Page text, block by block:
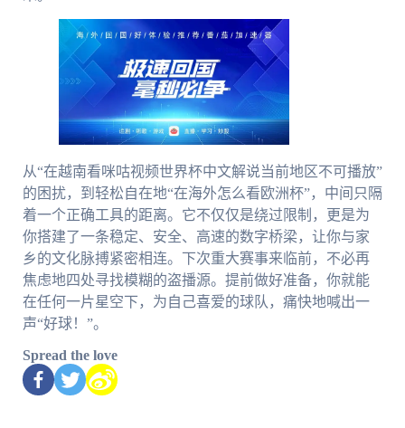
从“在越南看咪咕视频世界杯中文解说当前地区不可播放”
的困扰，到轻松自在地“在海外怎么看欧洲杯”，中间只隔
着一个正确工具的距离。它不仅仅是绕过限制，更是为
你搭建了一条稳定、安全、高速的数字桥梁，让你与家
乡的文化脉搏紧密相连。下次重大赛事来临前，不必再
焦虑地四处寻找模糊的盗播源。提前做好准备，你就能
在任何一片星空下，为自己喜爱的球队，痛快地喊出一
声“好球！”。
Spread the love